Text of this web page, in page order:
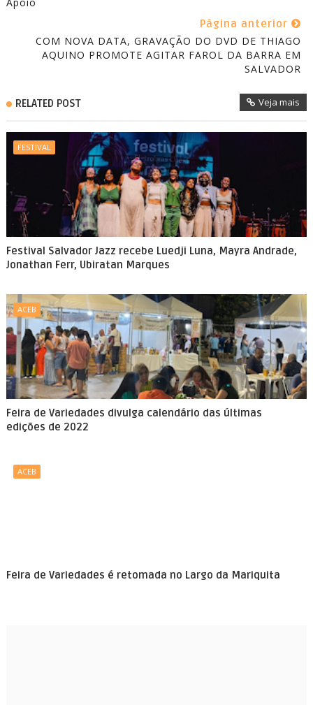
Página anterior
COM NOVA DATA, GRAVAÇÃO DO DVD DE THIAGO
AQUINO PROMOTE AGITAR FAROL DA BARRA EM
SALVADOR
RELATED POST Veja mais
FESTIVAL
Festival Salvador Jazz recebe Luedji Luna, Mayra Andrade,
Jonathan Ferr, Ubiratan Marques
ACEB
Feira de Variedades divulga calendário das últimas
edições de 2022
ACEB
Feira de Variedades é retomada no Largo da Mariquita